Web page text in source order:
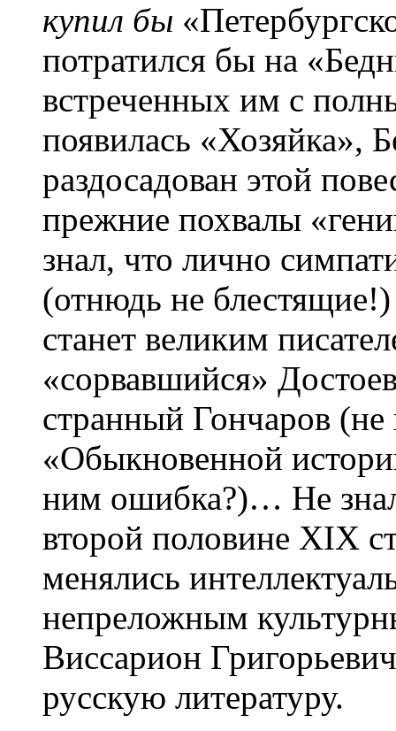
купил бы
потратился бы на
встреченных им с
появилась «Хозяйка»,
раздосадован этой
прежние похвалы
знал, что лично
(отнюдь не
станет великим
«сорвавшийся»
странный Гончаров
«Обыкновенной
ним ошибка?)… Не
второй половине XIX
менялись
непреложным
Виссарион
русскую литературу.